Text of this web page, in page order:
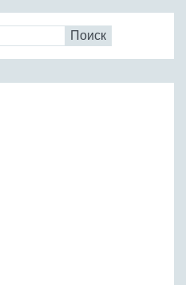
Поиск